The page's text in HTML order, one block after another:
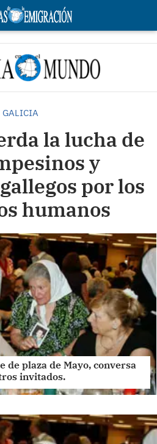
GALICIA
la lucha de
y
por los
humanos
de plaza de Mayo, conversa
invitados.